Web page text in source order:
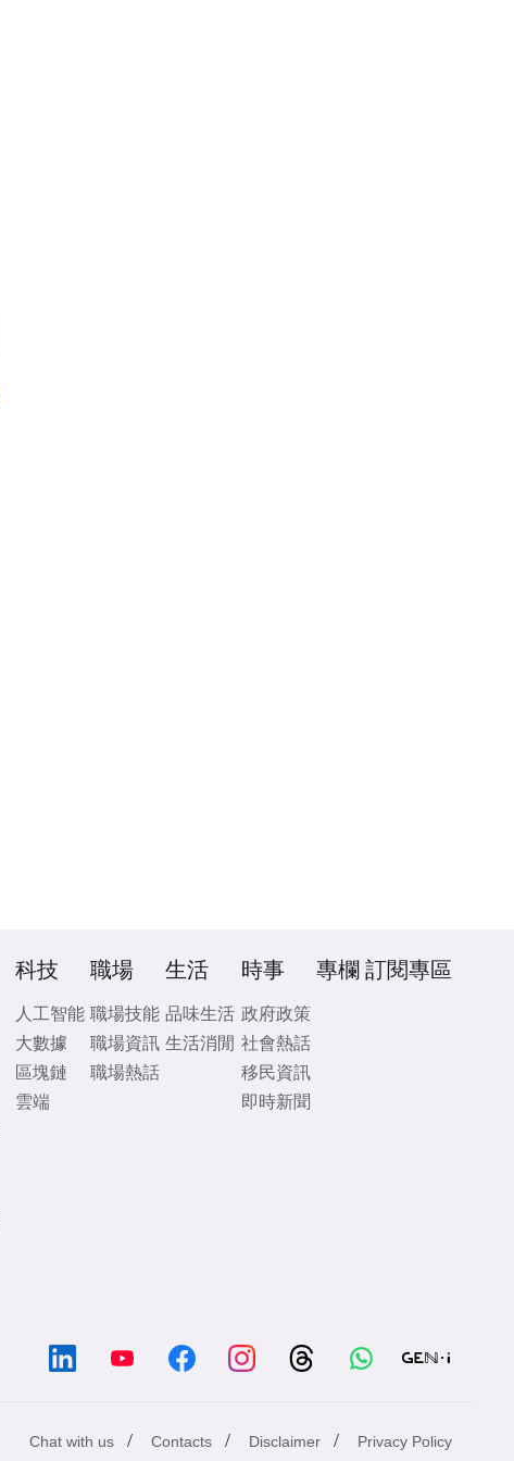
科技
人工智能
大數據
區塊鏈
雲端
職場
職場技能
職場資訊
職場熱話
生活
品味生活
生活消閒
時事
政府政策
社會熱話
移民資訊
即時新聞
專欄 訂閱專區
Chat with us / Contacts / Disclaimer / Privacy Policy